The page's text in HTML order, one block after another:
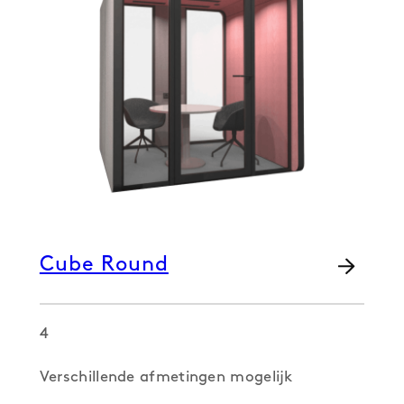
Cube Round
4
Verschillende afmetingen mogelijk